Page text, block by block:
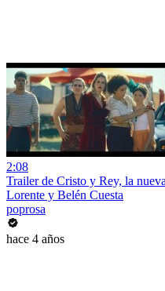
2:08
Trailer de Cristo y Rey, la
Lorente y Belén Cuesta
poprosa
hace 4 años